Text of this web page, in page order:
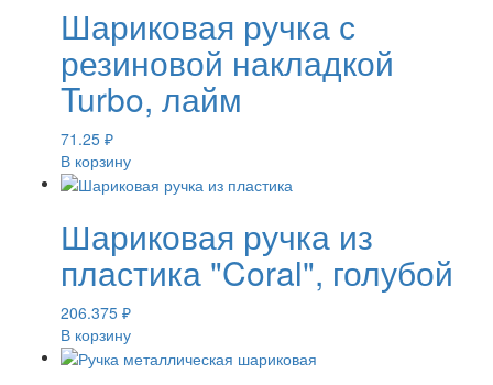
Шариковая ручка с
резиновой накладкой
Turbo, лайм
71.25 ₽
В корзину
Шариковая ручка из
пластика "Coral", голубой
206.375 ₽
В корзину